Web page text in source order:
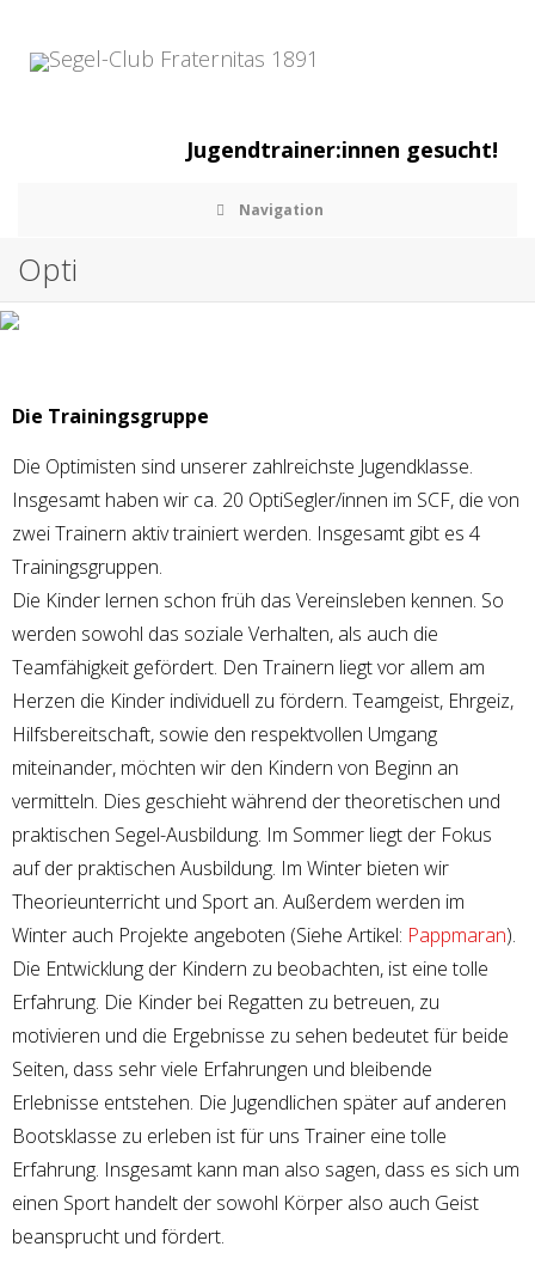
Jugendtrainer:innen gesucht!
Navigation
Opti
Die Trainingsgruppe
Die Optimisten sind unserer zahlreichste Jugendklasse.
Insgesamt haben wir ca. 20 OptiSegler/innen im SCF, die von
zwei Trainern aktiv trainiert werden. Insgesamt gibt es 4
Trainingsgruppen.
Die Kinder lernen schon früh das Vereinsleben kennen. So
werden sowohl das soziale Verhalten, als auch die
Teamfähigkeit gefördert. Den Trainern liegt vor allem am
Herzen die Kinder individuell zu fördern. Teamgeist, Ehrgeiz,
Hilfsbereitschaft, sowie den respektvollen Umgang
miteinander, möchten wir den Kindern von Beginn an
vermitteln. Dies geschieht während der theoretischen und
praktischen Segel-Ausbildung. Im Sommer liegt der Fokus
auf der praktischen Ausbildung. Im Winter bieten wir
Theorieunterricht und Sport an. Außerdem werden im
Winter auch Projekte angeboten (Siehe Artikel: Pappmaran).
Die Entwicklung der Kindern zu beobachten, ist eine tolle
Erfahrung. Die Kinder bei Regatten zu betreuen, zu
motivieren und die Ergebnisse zu sehen bedeutet für beide
Seiten, dass sehr viele Erfahrungen und bleibende
Erlebnisse entstehen. Die Jugendlichen später auf anderen
Bootsklasse zu erleben ist für uns Trainer eine tolle
Erfahrung. Insgesamt kann man also sagen, dass es sich um
einen Sport handelt der sowohl Körper also auch Geist
beansprucht und fördert.